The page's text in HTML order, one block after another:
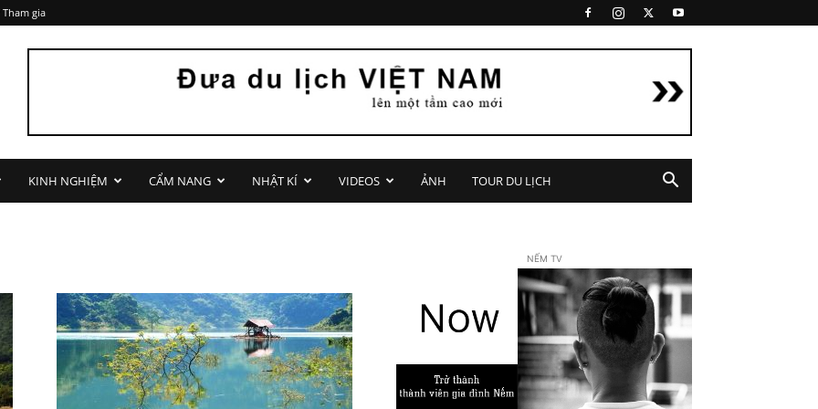
gia
KINH NGHIỆM CẨM NANG NHẬT KÍ VIDEOS ẢNH TOUR DU LỊCH
NẾM TV